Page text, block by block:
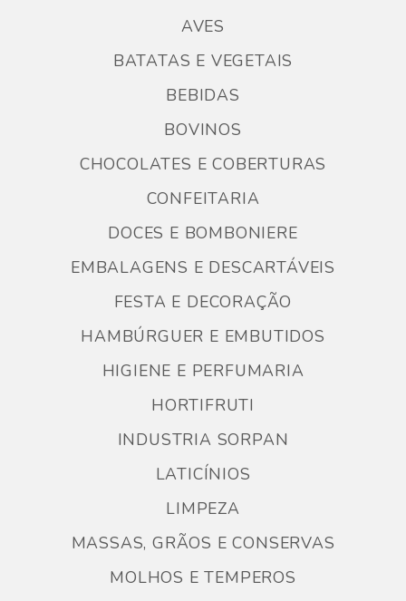
AVES
BATATAS E VEGETAIS
BEBIDAS
BOVINOS
CHOCOLATES E COBERTURAS
CONFEITARIA
DOCES E BOMBONIERE
EMBALAGENS E DESCARTÁVEIS
FESTA E DECORAÇÃO
HAMBÚRGUER E EMBUTIDOS
HIGIENE E PERFUMARIA
HORTIFRUTI
INDUSTRIA SORPAN
LATICÍNIOS
LIMPEZA
MASSAS, GRÃOS E CONSERVAS
MOLHOS E TEMPEROS